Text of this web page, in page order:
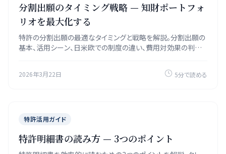
分割出願のタイミング戦略 — 知財ポートフォ
リオを最大化する
特許の分割出願の最適なタイミングと戦略を解説。分割出願の
基本、活用シーン、日米欧での制度の違い、費用対効果の判断
2026年3月22日 5分で読める
特許活用ガイド
特許明細書の読み方 — 3つのポイント